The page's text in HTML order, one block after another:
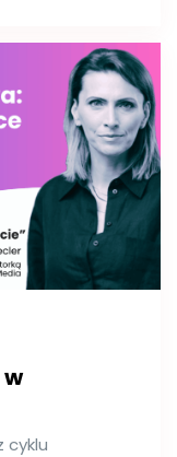
cyklu